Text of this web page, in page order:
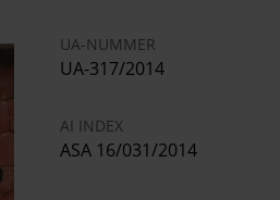
UA-NUMMER
UA-317/2014
AI INDEX
ASA 16/031/2014